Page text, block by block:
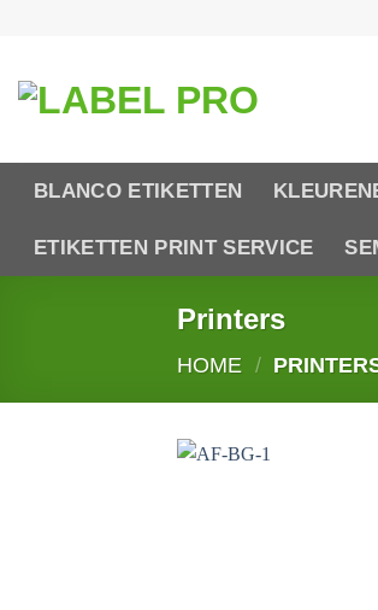
BLANCO ETIKETTEN
ETIKETTEN PRINT SERVICE
Printers
HOME /